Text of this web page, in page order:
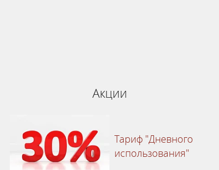
Акции
Тариф "Дневного
использования"